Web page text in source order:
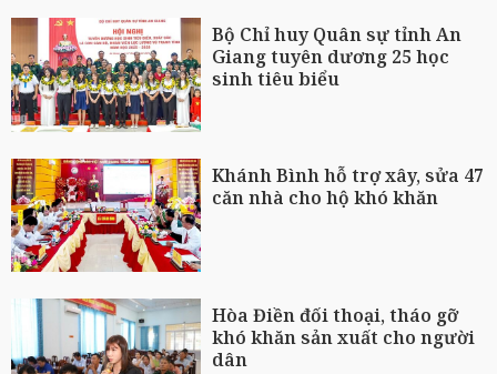
Bộ Chỉ huy Quân sự tỉnh An
Giang tuyên dương 25 học
sinh tiêu biểu
Khánh Bình hỗ trợ xây, sửa 47
căn nhà cho hộ khó khăn
Hòa Điền đối thoại, tháo gỡ
khó khăn sản xuất cho người
dân